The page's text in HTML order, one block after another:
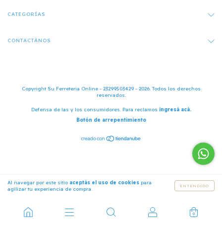
Al navegar por este sitio aceptás el uso de cookies para
agilizar tu experiencia de compra.
ENTENDIDO
0
CATEGORÍAS
CONTACTÁNOS
Copyright Su Ferreteria Online - 23299503429 - 2026. Todos los derechos
reservados.
Defensa de las y los consumidores. Para reclamos ingresá acá.
Botón de arrepentimiento